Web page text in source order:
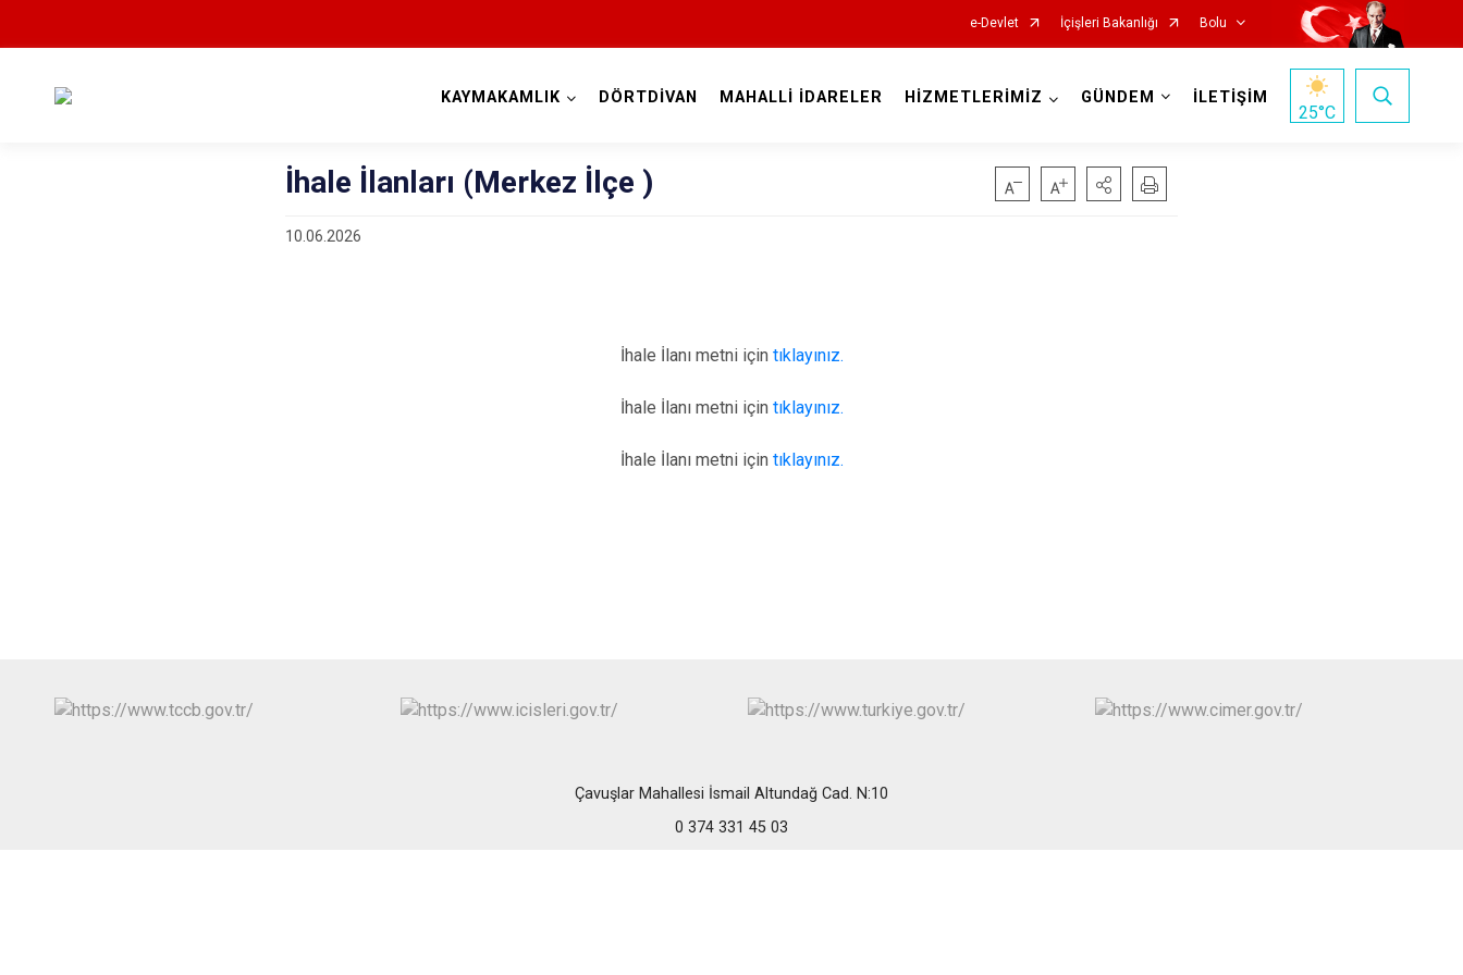
e-Devlet İçişleri Bakanlığı Bolu
KAYMAKAMLIK DÖRTDİVAN MAHALLİ İDARELER HİZMETLERİMİZ GÜNDEM İLETİŞİM
25°C
İhale İlanları (Merkez İlçe )
10.06.2026
İhale İlanı metni için tıklayınız.
İhale İlanı metni için tıklayınız.
İhale İlanı metni için tıklayınız.
Çavuşlar Mahallesi İsmail Altundağ Cad. N:10
0 374 331 45 03